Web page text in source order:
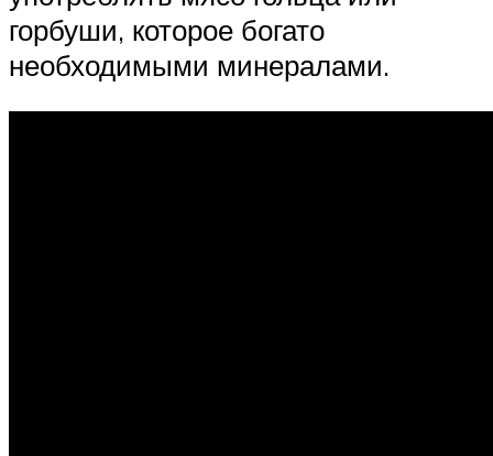
горбуши, которое богато
необходимыми минералами.